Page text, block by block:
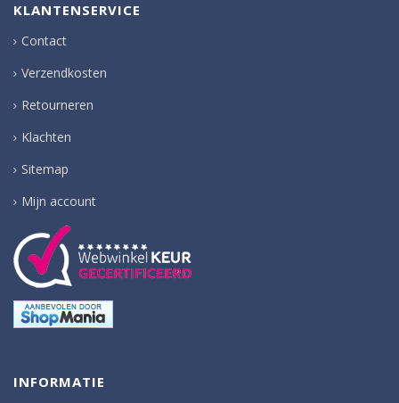
KLANTENSERVICE
Contact
Verzendkosten
Retourneren
Klachten
Sitemap
Mijn account
INFORMATIE